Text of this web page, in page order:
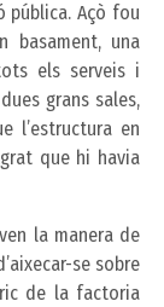
pública. Açò fou
basament, una
els serveis i
grans sales,
l’estructura en
que hi havia
la manera de
se sobre
de la factoria